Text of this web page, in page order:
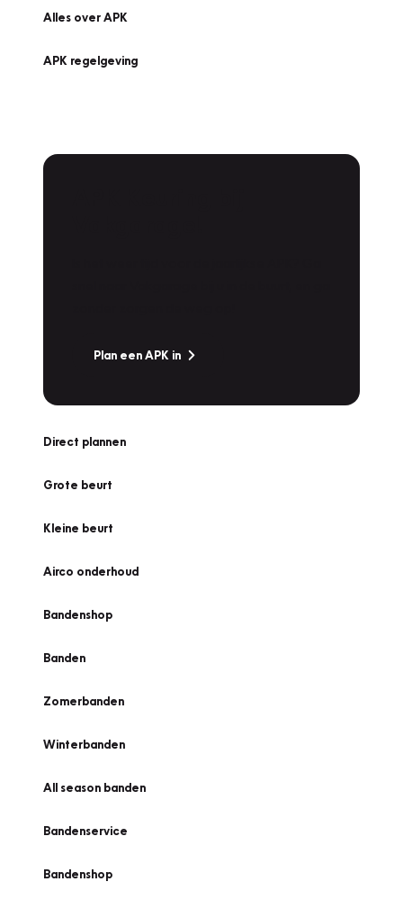
Alles over APK
APK regelgeving
Plan een APK in
Direct plannen
Grote beurt
Kleine beurt
Airco onderhoud
Bandenshop
Banden
Zomerbanden
Winterbanden
All season banden
Bandenservice
Bandenshop